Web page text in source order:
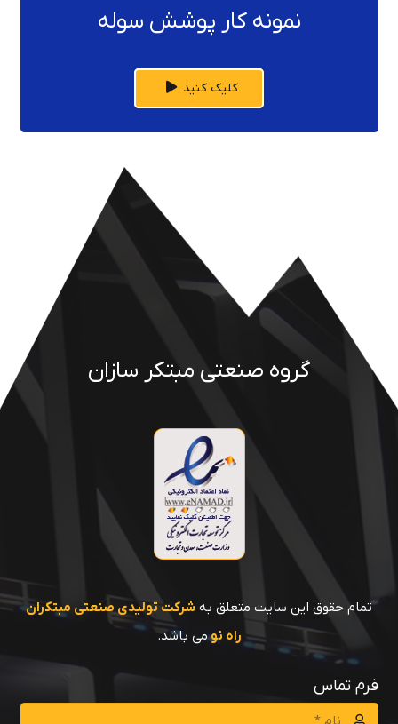
نمونه کار پوشش سوله
کلیک کنید
گروه صنعتی مبتکر سازان
تمام حقوق این سایت متعلق به شرکت تولیدی صنعتی مبتکران
راه نومی باشد.
فرم تماس